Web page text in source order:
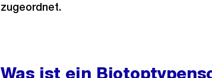
zugeordnet.
Was ist ein